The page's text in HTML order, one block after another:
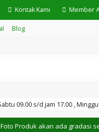
Kontak Kami Member
Blog
09.00 s/d jam 17.00 ,
Produk akan ada gradasi